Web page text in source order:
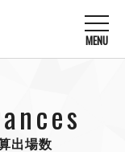
MENU
出場数